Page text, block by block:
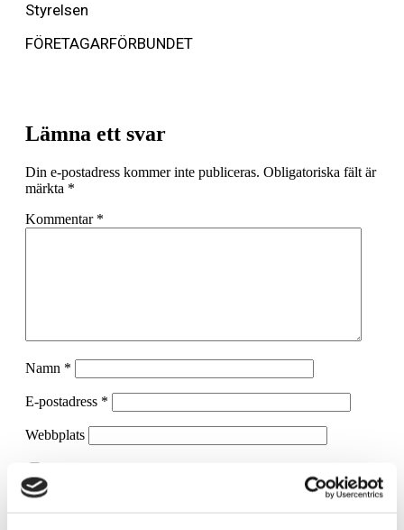
Styrelsen
FÖRETAGARFÖRBUNDET
Lämna ett svar
Din e-postadress kommer inte publiceras. Obligatoriska fält är
märkta *
Kommentar *
Namn *
E-postadress *
Webbplats
webbläsare till nästa gång jag skriver en kommentar.